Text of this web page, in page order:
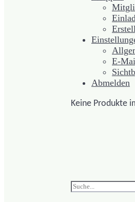
E-
Abmelden
Keine Produkte